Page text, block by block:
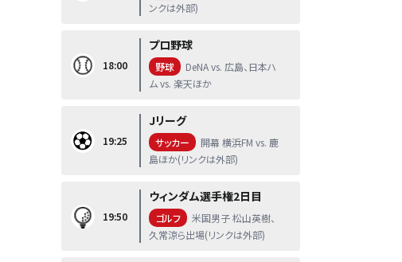
ンクは外部)
18:00
プロ野球
野球
DeNA vs. 広島、日本ハ
ム vs. 楽天ほか
19:25
Jリーグ
サッカー
開幕 横浜FM vs. 鹿
島ほか(リンクは外部)
19:50
ウィンダム選手権2日目
ゴルフ
米国男子 松山英樹、
久常涼ら出場(リンクは外部)